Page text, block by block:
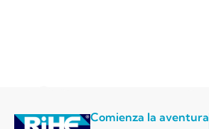
Comienza la aventura